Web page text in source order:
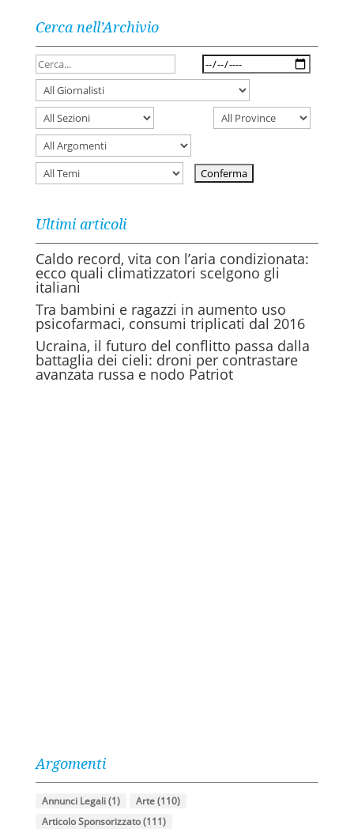
Cerca nell’Archivio
Ultimi articoli
Caldo record, vita con l’aria condizionata:
ecco quali climatizzatori scelgono gli
italiani
Tra bambini e ragazzi in aumento uso
psicofarmaci, consumi triplicati dal 2016
Ucraina, il futuro del conflitto passa dalla
battaglia dei cieli: droni per contrastare
avanzata russa e nodo Patriot
Argomenti
Annunci Legali(1) Arte(110)
Articolo Sponsorizzato(111)